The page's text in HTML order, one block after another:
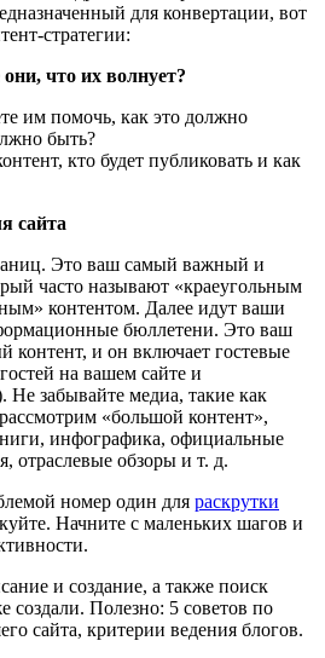
для конвертации, вот
стратегии:
что их волнует?
им помочь, как это должно
быть?
кто будет публиковать и как
сайта
Это ваш самый важный и
часто называют «краеугольным
контентом. Далее идут ваши
бюллетени. Это ваш
контент, и он включает гостевые
на вашем сайте и
Не забывайте медиа, такие как
«большой контент»,
инфографика, официальные
отраслевые обзоры и т. д.
номер один для раскрутки
Начните с маленьких шагов и
и создание, а также поиск
создали. Полезно: 5 советов по
сайта, критерии ведения блогов.